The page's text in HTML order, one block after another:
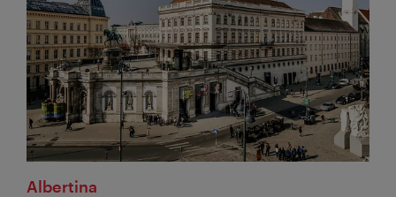
Albertina